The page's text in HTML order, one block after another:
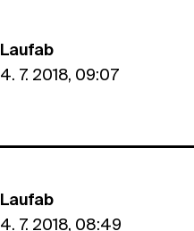
Laufab
4. 7. 2018, 09:07
Laufab
4. 7. 2018, 08:49